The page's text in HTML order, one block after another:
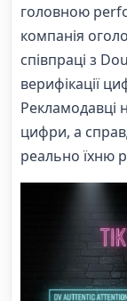
головною
компанія
співпраці з
верифікації
Рекламодавці
цифри, а
реально їхню